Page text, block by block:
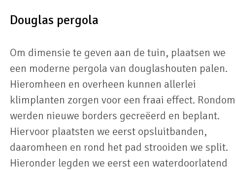
Douglas pergola
Om dimensie te geven aan de tuin, plaatsen we
een moderne pergola van douglashouten palen.
Hieromheen en overheen kunnen allerlei
klimplanten zorgen voor een fraai effect. Rondom
werden nieuwe borders gecreëerd en beplant.
Hiervoor plaatsten we eerst opsluitbanden,
daaromheen en rond het pad strooiden we split.
Hieronder legden we eerst een waterdoorlatend